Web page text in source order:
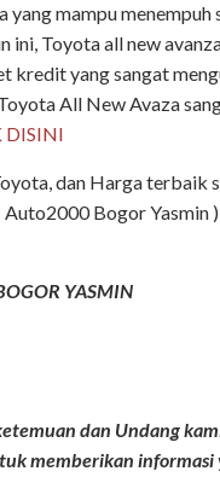
mampu
ini, Toyota all new
kredit yang sangat
All New Avaza
DISINI
dan Harga terbaik
Bogor Yasmin
YASMIN
dan Undang
memberikan